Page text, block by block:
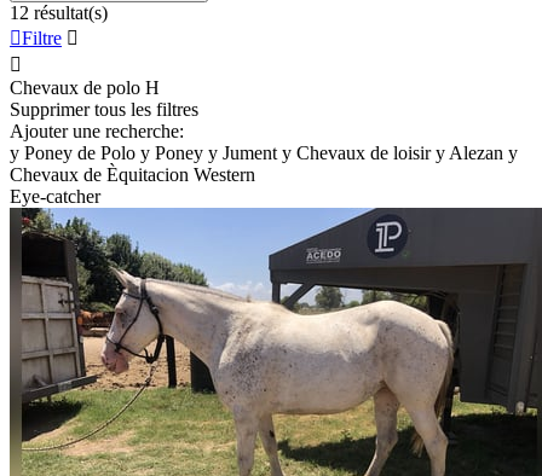
12 résultat(s)
Filtre 

Chevaux de polo H
Supprimer tous les filtres
Ajouter une recherche:
y Poney de Polo y Poney y Jument y Chevaux de loisir y Alezan y
Chevaux de Èquitacion Western
Eye-catcher